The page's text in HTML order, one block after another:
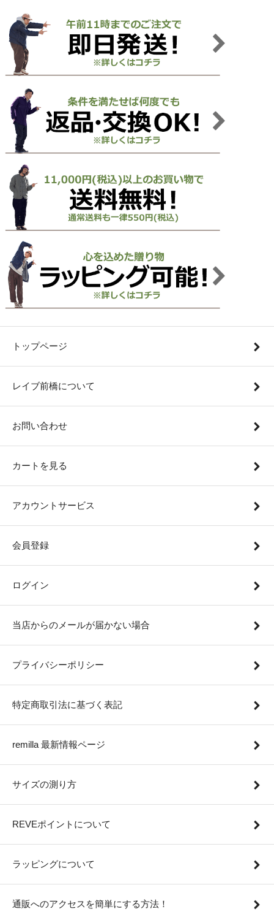
トップページ
レイブ前橋について
お問い合わせ
カートを見る
アカウントサービス
会員登録
ログイン
当店からのメールが届かない場合
プライバシーポリシー
特定商取引法に基づく表記
remilla 最新情報ページ
サイズの測り方
REVEポイントについて
ラッピングについて
通販へのアクセスを簡単にする方法！